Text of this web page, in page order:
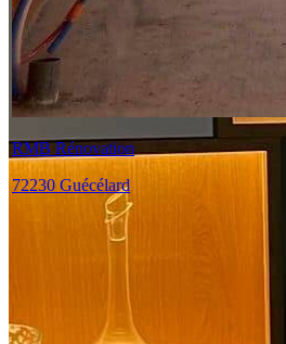
RMB Rénovation
72230 Guécélard